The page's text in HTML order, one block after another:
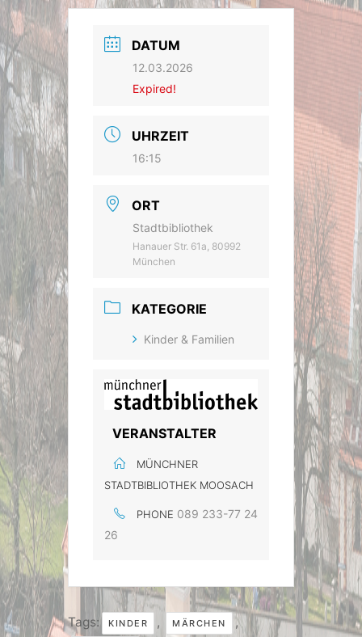
DATUM
12.03.2026
Expired!
UHRZEIT
16:15
ORT
Stadtbibliothek
Hanauer Str. 61a, 80992
München
KATEGORIE
Kinder & Familien
VERANSTALTER
MÜNCHNER
STADTBIBLIOTHEK MOOSACH
PHONE 089 233-77 24
26
Tags: KINDER , MÄRCHEN ,